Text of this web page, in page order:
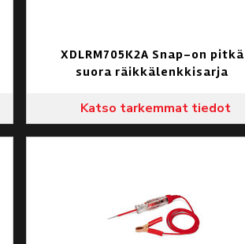
XDLRM705K2A Snap-on pitkä
suora räikkälenkkisarja
Katso tarkemmat tiedot